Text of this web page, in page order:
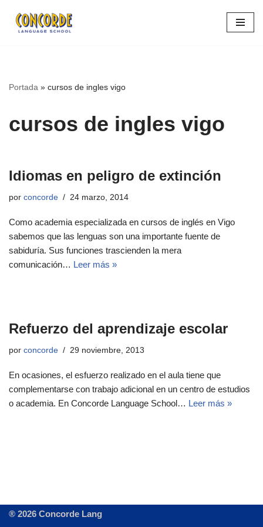
Saltar
Portada » cursos de ingles vigo
cursos de ingles vigo
Idiomas en peligro de extinción
por concorde 24 marzo, 2014
Como academia especializada en cursos de inglés en Vigo
sabemos que las lenguas son una importante fuente de
sabiduría. Sus funciones trascienden la mera
comunicación… Leer más »
Refuerzo del aprendizaje escolar
por concorde 29 noviembre, 2013
En ocasiones, el esfuerzo realizado en el aula tiene que
complementarse con trabajo adicional en un centro de estudios
o academia. En Concorde Language School… Leer más »
® 2026 Concorde Lang